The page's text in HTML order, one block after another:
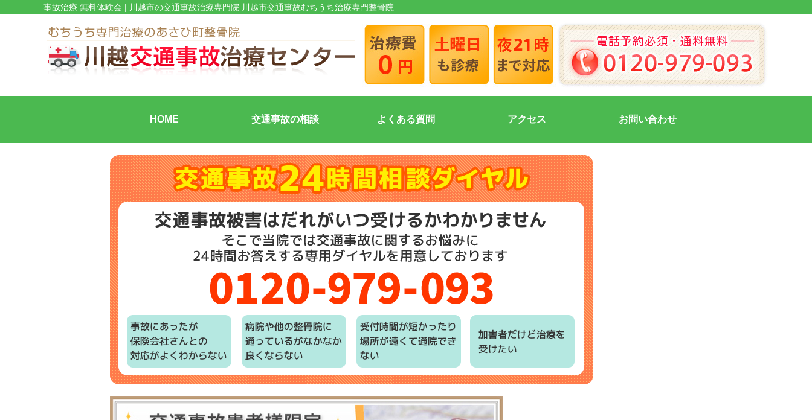
事故治療 無料体験会 | 川越市の交通事故治療専門院 川越市交通事故むちうち治療専門整骨院
HOME 交通事故の相談 よくある質問 アクセス お問い合わせ